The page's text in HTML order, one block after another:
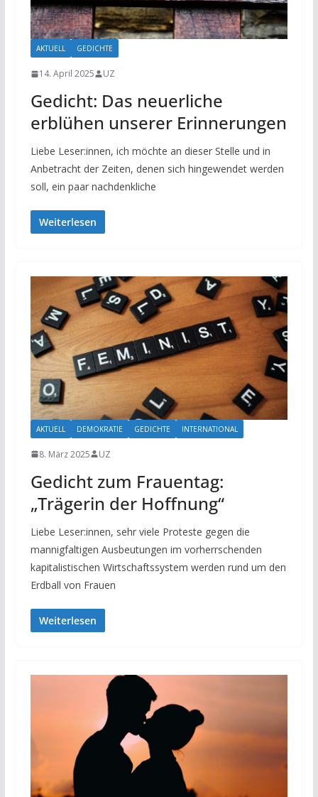
AKTUELL GEDICHTE
14. April 2025 UZ
Gedicht: Das neuerliche
erblühen unserer Erinnerungen
Liebe Leser:innen, ich möchte an dieser Stelle und in
Anbetracht der Zeiten, denen sich hingewendet werden
soll, ein paar nachdenkliche
Weiterlesen
AKTUELL DEMOKRATIE GEDICHTE INTERNATIONAL
8. März 2025 UZ
Gedicht zum Frauentag:
„Trägerin der Hoffnung“
Liebe Leser:innen, sehr viele Proteste gegen die
mannigfaltigen Ausbeutungen im vorherrschenden
kapitalistischen Wirtschaftssystem werden rund um den
Erdball von Frauen
Weiterlesen